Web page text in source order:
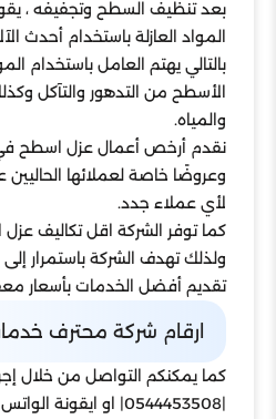
بعد تنظيف السطح وتجفيفه ،
المواد العازلة باستخدام أحدث
بالتالي يهتم العامل باستخدام
الأسطح من التدهور والتآكل
والمياه.
نقدم أرخص أعمال عزل اسطح
وعروضًا خاصة لعملائها
لأي عملاء جدد.
كما توفر الشركة اقل تكاليف
ولذلك تهدف الشركة باستمرار
تقديم أفضل الخدمات بأسعار
ارقام شركة محترف
كما يمكنكم التواصل من خلال
|0544453508| او ايقونة